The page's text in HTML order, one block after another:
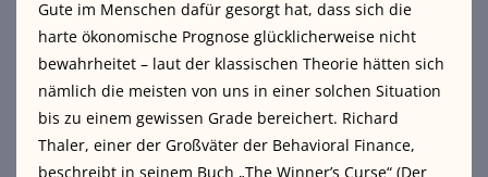
Gute im Menschen dafür gesorgt hat, dass sich die
harte ökonomische Prognose glücklicherweise nicht
bewahrheitet – laut der klassischen Theorie hätten sich
nämlich die meisten von uns in einer solchen Situation
bis zu einem gewissen Grade bereichert. Richard
Thaler, einer der Großväter der Behavioral Finance,
beschreibt in seinem Buch „The Winner’s Curse“ (Der